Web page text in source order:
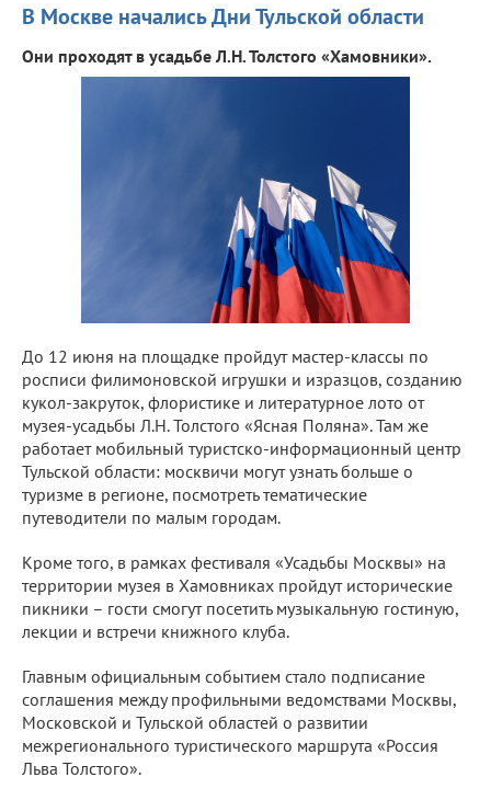
В Москве начались Дни Тульской области
Они проходят в усадьбе Л.Н. Толстого «Хамовники».
До 12 июня на площадке пройдут мастер-классы по
росписи филимоновской игрушки и изразцов, созданию
кукол-закруток, флористике и литературное лото от
музея-усадьбы Л.Н. Толстого «Ясная Поляна». Там же
работает мобильный туристско-информационный центр
Тульской области: москвичи могут узнать больше о
туризме в регионе, посмотреть тематические
путеводители по малым городам.
Кроме того, в рамках фестиваля «Усадьбы Москвы» на
территории музея в Хамовниках пройдут исторические
пикники – гости смогут посетить музыкальную гостиную,
лекции и встречи книжного клуба.
Главным официальным событием стало подписание
соглашения между профильными ведомствами Москвы,
Московской и Тульской областей о развитии
межрегионального туристического маршрута «Россия
Льва Толстого».